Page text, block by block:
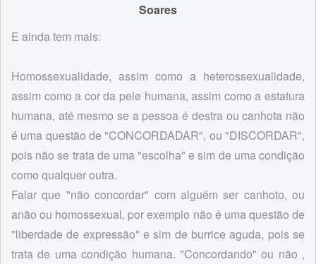
Soares
E ainda tem mais:
Homossexualidade, assim como a heterossexualidade,
assim como a cor da pele humana, assim como a estatura
humana, até mesmo se a pessoa é destra ou canhota não
é uma questão de "CONCORDADAR", ou "DISCORDAR",
pois não se trata de uma "escolha" e sim de uma condição
como qualquer outra.
Falar que "não concordar" com alguém ser canhoto, ou
anão ou homossexual, por exemplo não é uma questão de
"liberdade de expressão" e sim de burrice aguda, pois se
trata de uma condição humana. "Concordando" ou não ,